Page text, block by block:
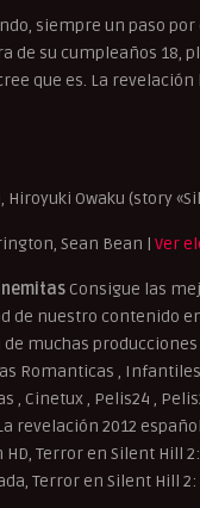
siempre un paso
de su cumpleaños 18,
que es. La
Owaku (story
Sean Bean | Ver
Consigue las
nuestro contenido
muchas
Romanticas ,
Cinetux , Pelis24 ,
revelación 2012
Terror en Silent
Terror en Silent Hill